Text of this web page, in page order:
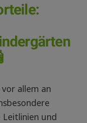
allem an
Leitlinien und